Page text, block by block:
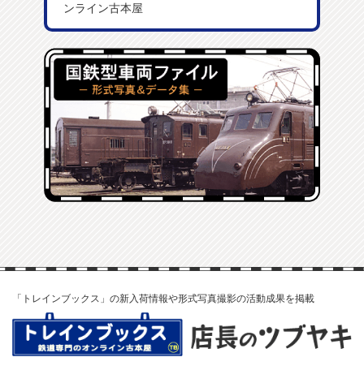
ンライン古本屋
「トレインブックス」の新入荷情報や形式写真撮影の活動成果を掲載